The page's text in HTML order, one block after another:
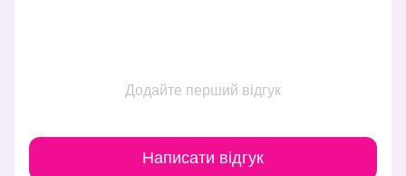
Додайте перший відгук
Написати відгук